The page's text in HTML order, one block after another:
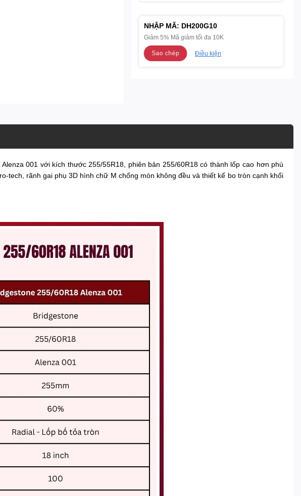
NHẬP MÃ: DH200G10
Giảm 5% Mã giảm tối đa 10K
Sao chép Điều kiện
001 với kích thước 255/55R18, phiên bản 255/60R18 có thành lốp cao hơn phù
tech, rãnh gai phụ 3D hình chữ M chống mòn không đều và thiết kế bo tròn cạnh khối